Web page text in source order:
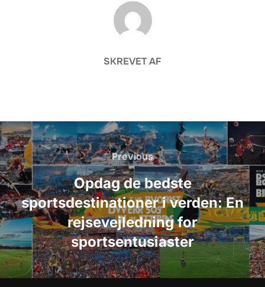
FORFATTER
SKREVET AF
Indlægsnavigation
Previous
Previous
Opdag de bedste
sportsdestinationer i verden: En
rejsevejledning for
sportsentusiaster